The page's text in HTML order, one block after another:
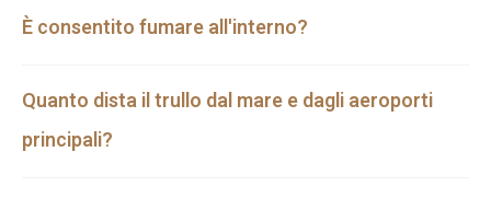
È consentito fumare all'interno?
Quanto dista il trullo dal mare e dagli aeroporti
principali?